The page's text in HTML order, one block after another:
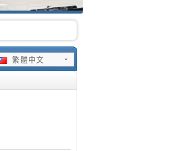
繁體中文